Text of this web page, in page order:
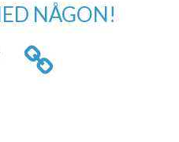
NÅGON!